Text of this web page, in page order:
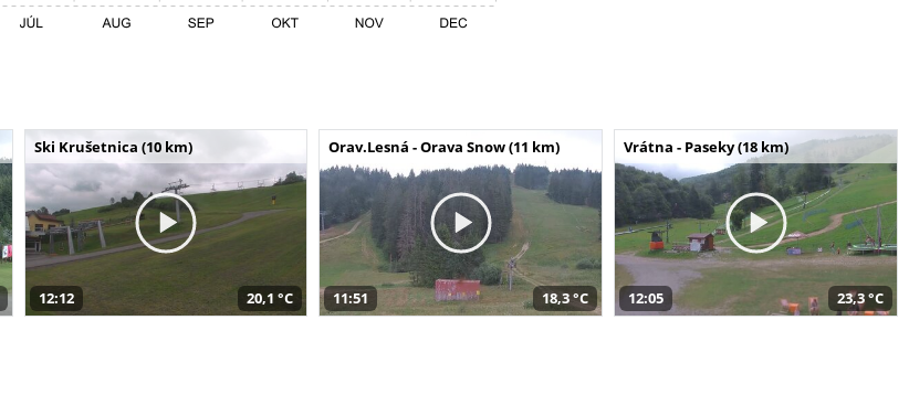
Ski Krušetnica (10 km)
12:12 20,1 °C
Orav.Lesná - Orava Snow (11 km)
11:51 18,3 °C
Vrátna - Paseky (18 km)
12:05 23,3 °C